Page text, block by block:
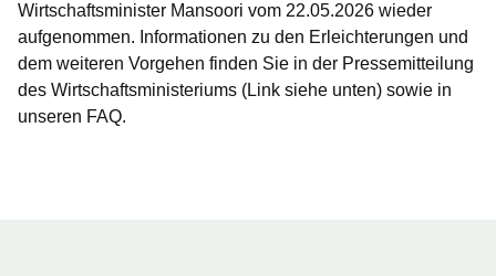
Wirtschaftsminister Mansoori vom 22.05.2026 wieder
aufgenommen. Informationen zu den Erleichterungen und
dem weiteren Vorgehen finden Sie in der Pressemitteilung
des Wirtschaftsministeriums (Link siehe unten) sowie in
unseren FAQ.